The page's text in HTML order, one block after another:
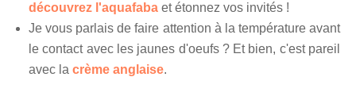
découvrez l'aquafaba et étonnez vos invités !
Je vous parlais de faire attention à la température avant
le contact avec les jaunes d'oeufs ? Et bien, c'est pareil
avec la crème anglaise.